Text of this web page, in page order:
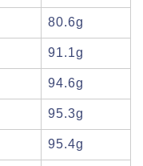
80.6g
91.1g
94.6g
95.3g
95.4g